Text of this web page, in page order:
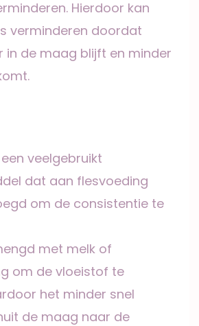
Hierdoor kan
verminderen doordat
in de maag blijft en minder
veelgebruikt
dat aan flesvoeding
om de consistentie te
met melk of
om de vloeistof te
het minder snel
de maag naar de